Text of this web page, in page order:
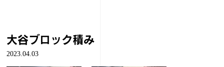
大谷ブロック積み
2023.04.03